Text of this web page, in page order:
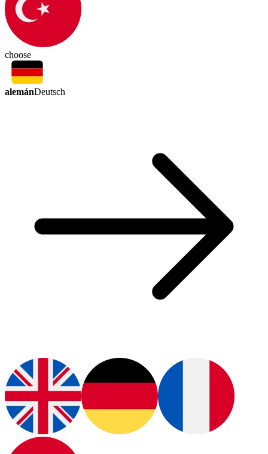
choose
alemánDeutsch